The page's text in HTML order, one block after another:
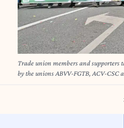
Trade union members and
by the unions ABVV-FGTB, ACV-CSC
railway station and march through the
reforms, pressure on unemployed
power. … Brussels, Belgium 12 May